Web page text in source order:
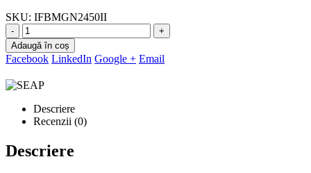
SKU: IFBMGN2450II
-
+
Adaugă în coș
Facebook LinkedIn Google + Email
Descriere
Recenzii (0)
Descriere